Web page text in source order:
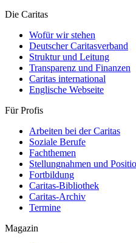
Die Caritas
Wofür wir stehen
Deutscher Caritasverband
Struktur und Leitung
Transparenz und Finanzen
Caritas international
Englische Webseite
Für Profis
Arbeiten bei der Caritas
Soziale Berufe
Fachthemen
Stellungnahmen und
Fortbildung
Caritas-Bibliothek
Caritas-Archiv
Termine
Magazin